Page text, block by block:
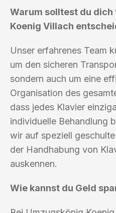
Warum solltest du dich
Koenig Villach
Unser erfahrenes Team
um den sicheren
sondern auch um eine
Organisation des
dass jedes Klavier
individuelle Behandlung
wir auf speziell
der Handhabung von
auskennen.
Wie kannst du Geld